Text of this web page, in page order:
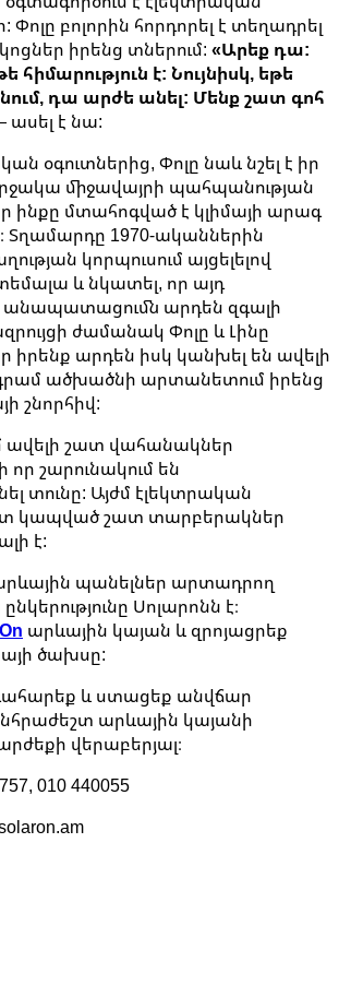
բոլորին հորդորել է տեղադրել
իրենց տներում: «Արեք դա:
հիմարություն է: Նույնիսկ, եթե
դա արժե անել: Մենք շատ գոհ
ասել է նա:
օգուտներից, Փոլը նաև նշել է իր
միջավայրի պահպանության
ինքը մտահոգված է կլիմայի արագ
Տղամարդը 1970-ականներին
կորպուսում այցելելով
և նկատել, որ այդ
անապատացումն արդեն զգալի
ժամանակ Փոլը և Լինը
իրենք արդեն իսկ կանխել են ավելի
ածխածնի արտանետում իրենց
շնորհիվ:
ավելի շատ վահանակներ
շարունակում են
տունը: Այժմ էլեկտրական
կապված շատ տարբերակներ
է:
պանելներ արտադրող
Սոլարոնն է։
արևային կայան և զրոյացրեք
ծախսը:
և ստացեք անվճար
արևային կայանի
վերաբերյալ։
010 440055